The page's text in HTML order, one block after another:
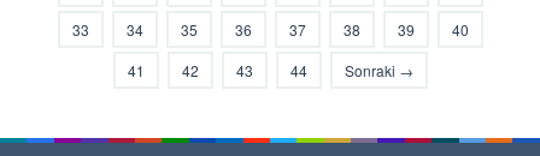
33
34 35 36 37 38 39
40
41
42 43 44 Sonraki →